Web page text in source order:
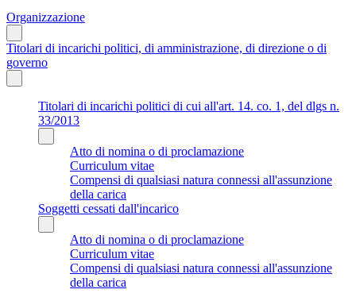
Organizzazione
Titolari di incarichi politici, di amministrazione, di direzione o di
governo
Titolari di incarichi politici di cui all'art. 14. co. 1, del dlgs n.
33/2013
Atto di nomina o di proclamazione
Curriculum vitae
Compensi di qualsiasi natura connessi all'assunzione
della carica
Soggetti cessati dall'incarico
Atto di nomina o di proclamazione
Curriculum vitae
Compensi di qualsiasi natura connessi all'assunzione
della carica